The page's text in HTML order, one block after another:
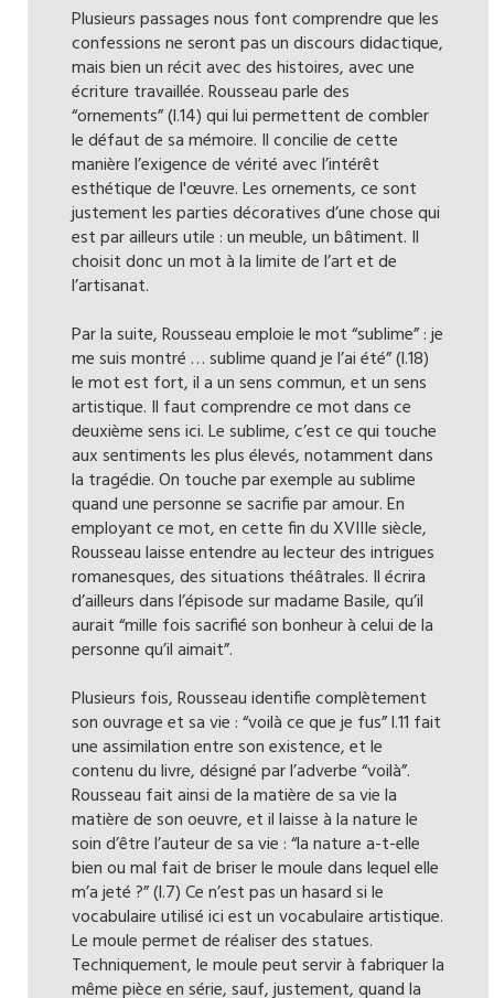
Plusieurs passages nous font comprendre que les
confessions ne seront pas un discours didactique,
mais bien un récit avec des histoires, avec une
écriture travaillée. Rousseau parle des
“ornements” (l.14) qui lui permettent de combler
le défaut de sa mémoire. Il concilie de cette
manière l’exigence de vérité avec l’intérêt
esthétique de l'œuvre. Les ornements, ce sont
justement les parties décoratives d’une chose qui
est par ailleurs utile : un meuble, un bâtiment. Il
choisit donc un mot à la limite de l’art et de
l’artisanat.
Par la suite, Rousseau emploie le mot “sublime” : je
me suis montré … sublime quand je l’ai été” (l.18)
le mot est fort, il a un sens commun, et un sens
artistique. Il faut comprendre ce mot dans ce
deuxième sens ici. Le sublime, c’est ce qui touche
aux sentiments les plus élevés, notamment dans
la tragédie. On touche par exemple au sublime
quand une personne se sacrifie par amour. En
employant ce mot, en cette fin du XVIIIe siècle,
Rousseau laisse entendre au lecteur des intrigues
romanesques, des situations théâtrales. Il écrira
d’ailleurs dans l’épisode sur madame Basile, qu’il
aurait “mille fois sacrifié son bonheur à celui de la
personne qu’il aimait”.
Plusieurs fois, Rousseau identifie complètement
son ouvrage et sa vie : “voilà ce que je fus” l.11 fait
une assimilation entre son existence, et le
contenu du livre, désigné par l’adverbe “voilà”.
Rousseau fait ainsi de la matière de sa vie la
matière de son oeuvre, et il laisse à la nature le
soin d’être l’auteur de sa vie : “la nature a-t-elle
bien ou mal fait de briser le moule dans lequel elle
m’a jeté ?” (l.7) Ce n’est pas un hasard si le
vocabulaire utilisé ici est un vocabulaire artistique.
Le moule permet de réaliser des statues.
Techniquement, le moule peut servir à fabriquer la
même pièce en série, sauf, justement, quand la